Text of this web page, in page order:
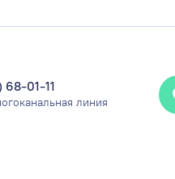
68-01-11
линия